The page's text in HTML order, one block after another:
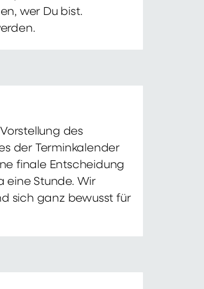
wer Du bist.
des
der Terminkalender
finale Entscheidung
eine Stunde. Wir
sich ganz bewusst für